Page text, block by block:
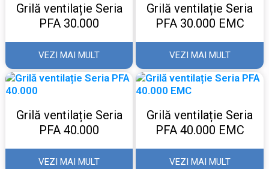
Grilă ventilație Seria
PFA 30.000
VEZI MAI MULT
Grilă ventilație Seria
PFA 30.000 EMC
VEZI MAI MULT
Grilă ventilație Seria
PFA 40.000
VEZI MAI MULT
Grilă ventilație Seria
PFA 40.000 EMC
VEZI MAI MULT